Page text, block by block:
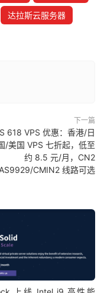
达拉斯云服务器
下一篇
618 VPS 优惠：香港/日
/美国 VPS 七折起，低至
约 8.5 元/月，CN2
CMIN2 线路可选